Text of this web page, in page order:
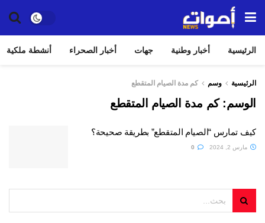
الرئيسية أخبار وطنية جهات أخبار الصحراء أنشطة ملكية
الرئيسية وسم كم مدة الصيام المتقطع
الوسم:كم مدة الصيام المتقطع
كيف تمارس “الصيام المتقطع” بطريقة صحيحة؟
مارس 2, 2024